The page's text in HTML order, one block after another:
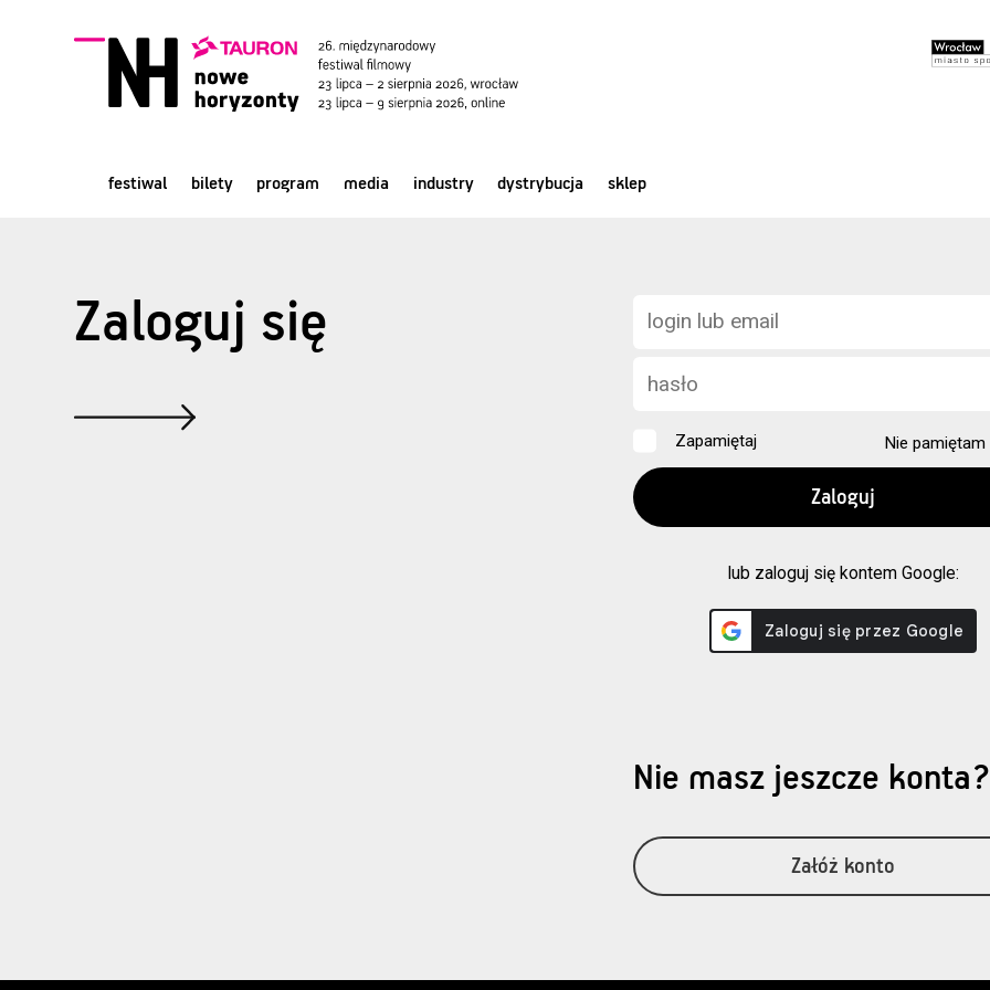
festiwal bilety program media industry dystrybucja sklep
Zaloguj się
Zapamiętaj Nie pamiętam
lub zaloguj się kontem Google:
Nie masz jeszcze konta?
Załóż konto